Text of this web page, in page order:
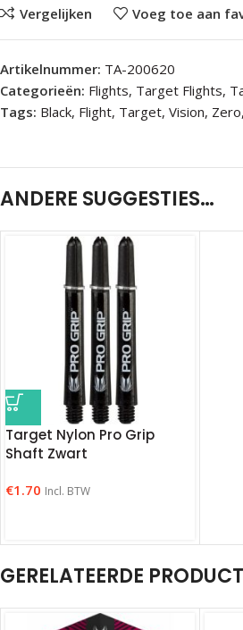
Vergelijken Voeg toe aan
Artikelnummer: TA-200620
Categorieën: Flights, Target Flights,
Tags: Black, Flight, Target, Vision, Zero,
ANDERE SUGGESTIES…
Target Nylon Pro Grip
Shaft Zwart
€1.70 Incl. BTW
GERELATEERDE